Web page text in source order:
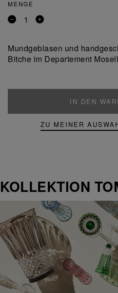
MENGE
Entfernen
Produkt
Ein
Mundgeblasen und
Bitche im Departement
IN DEN
ZU MEINER
KOLLEKTION